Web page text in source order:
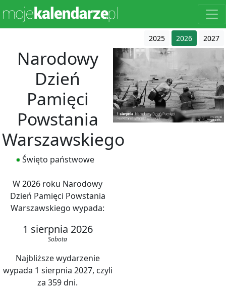
2025 2026 2027
Narodowy
Dzień
Pamięci
Powstania
Warszawskiego
Święto państwowe
W 2026 roku Narodowy
Dzień Pamięci Powstania
Warszawskiego wypada:
1 sierpnia 2026
Sobota
Najbliższe wydarzenie
wypada 1 sierpnia 2027, czyli
za 359 dni.